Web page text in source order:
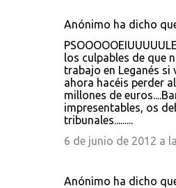
Anónimo ha dicho
los culpables de que
trabajo en Leganés si
ahora hacéis perder
millones de
impresentables, os
tribunales.........
6 de junio de 2012 a
Anónimo ha dicho